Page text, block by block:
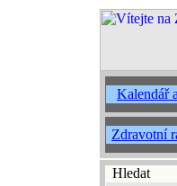
Kalendář
Zdravotní
Hledat